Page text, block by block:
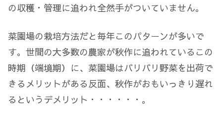
の収穫・管理に追われ全然手がついていません。
菜園場の栽培方法だと毎年このパターンが多いで
す。世間の大多数の農家が秋作に追われているこの
時期（端境期）に、菜園場はバリバリ野菜を出荷で
きるメリットがある反面、秋作がおもいっきり遅れ
るというデメリット・・・・・・。